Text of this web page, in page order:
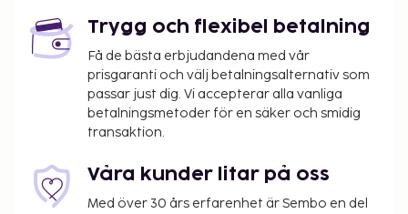
Trygg och flexibel betalning
Få de bästa erbjudandena med vår
prisgaranti och välj betalningsalternativ som
passar just dig. Vi accepterar alla vanliga
betalningsmetoder för en säker och smidig
transaktion.
Våra kunder litar på oss
Med över 30 års erfarenhet är Sembo en del